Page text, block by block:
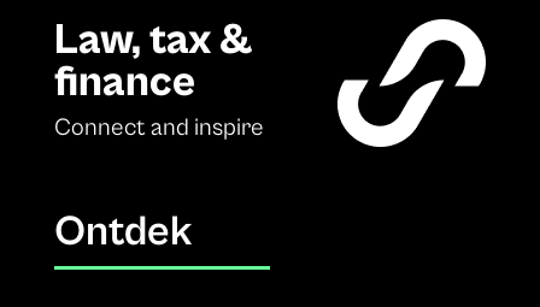
Law, tax &
finance
Connect and inspire
Ontdek